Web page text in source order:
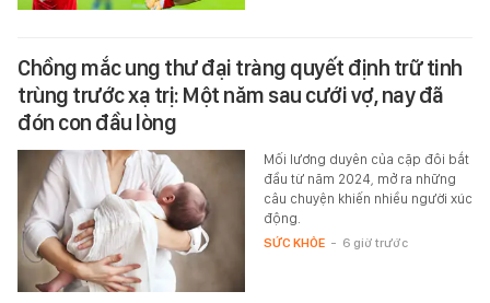
Chồng mắc ung thư đại tràng quyết định trữ tinh
trùng trước xạ trị: Một năm sau cưới vợ, nay đã
đón con đầu lòng
Mối lương duyên của cặp đôi bắt
đầu từ năm 2024, mở ra những
câu chuyện khiến nhiều người xúc
động.
SỨC KHỎE - 6 giờ trước